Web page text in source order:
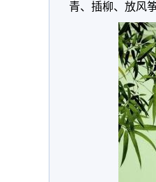
青、插柳、放风